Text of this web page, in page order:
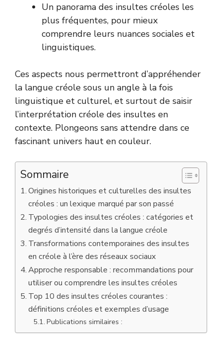
Un panorama des insultes créoles les
plus fréquentes, pour mieux
comprendre leurs nuances sociales et
linguistiques.
Ces aspects nous permettront d’appréhender
la langue créole sous un angle à la fois
linguistique et culturel, et surtout de saisir
l’interprétation créole des insultes en
contexte. Plongeons sans attendre dans ce
fascinant univers haut en couleur.
Sommaire
Origines historiques et culturelles des insultes
créoles : un lexique marqué par son passé
Typologies des insultes créoles : catégories et
degrés d’intensité dans la langue créole
Transformations contemporaines des insultes
en créole à l’ère des réseaux sociaux
Approche responsable : recommandations pour
utiliser ou comprendre les insultes créoles
Top 10 des insultes créoles courantes :
définitions créoles et exemples d’usage
Publications similaires :